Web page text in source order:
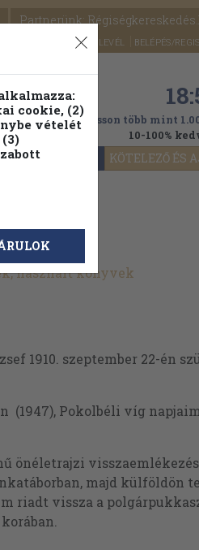
Partnerünk:
SEGÍTSÉG HÍRLEVÉL BELÉPÉS/
OLVASMÁNYOK KÖTELEZŐ ÉS
fa
Válogasson több mint
10-100%
használt könyvek
1910. szeptember 22-én
(1947), Pokolbéli víg napjaim
önéletrajzi
majd külföldön
riadt vissza a
cookie, (2)
vételét